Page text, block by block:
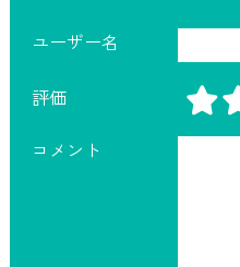
ユーザー名
評価
コメント